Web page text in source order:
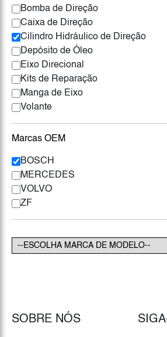
Bomba de Direção
Caixa de Direção
Cilindro Hidráulico de Direção
Depósito de Óleo
Eixo Direcional
Kits de Reparação
Manga de Eixo
Volante
Marcas OEM
BOSCH
MERCEDES
VOLVO
ZF
SOBRE NÓS